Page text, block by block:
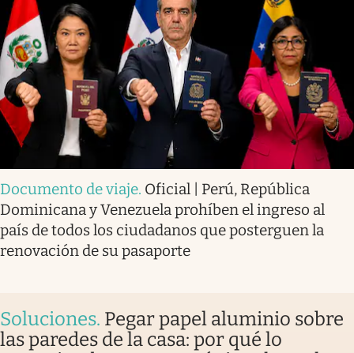
Documento de viaje. Oficial | Perú, República
Dominicana y Venezuela prohíben el ingreso al
país de todos los ciudadanos que posterguen la
renovación de su pasaporte
Soluciones. Pegar papel aluminio sobre
las paredes de la casa: por qué lo